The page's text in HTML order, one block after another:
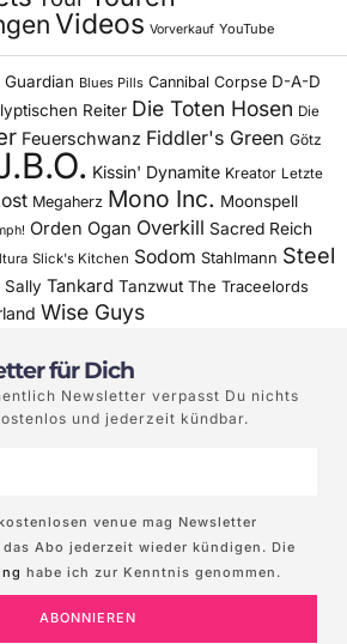
Videos Vorverkauf YouTube
Guardian Blues Pills Cannibal Corpse D-A-D
Reiter Die Toten Hosen Die
Feuerschwanz Fiddler's Green Götz
Kissin' Dynamite Kreator Letzte
Megaherz Mono Inc. Moonspell
Orden Ogan Overkill Sacred Reich
Slick's Kitchen Sodom Stahlmann Steel
Sally Tankard Tanzwut The Traceelords
Wise Guys
für Dich
Newsletter verpasst Du nichts
und jederzeit kündbar.
venue mag Newsletter
Abo jederzeit wieder kündigen. Die
habe ich zur Kenntnis genommen.
ABONNIEREN